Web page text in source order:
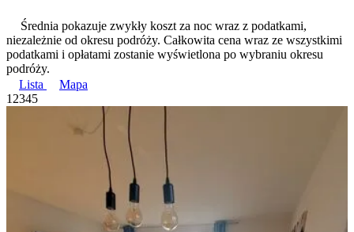
Średnia pokazuje zwykły koszt za noc wraz z podatkami,
niezależnie od okresu podróży. Całkowita cena wraz ze wszystkimi
podatkami i opłatami zostanie wyświetlona po wybraniu okresu
podróży.
Lista
Mapa
1 2345